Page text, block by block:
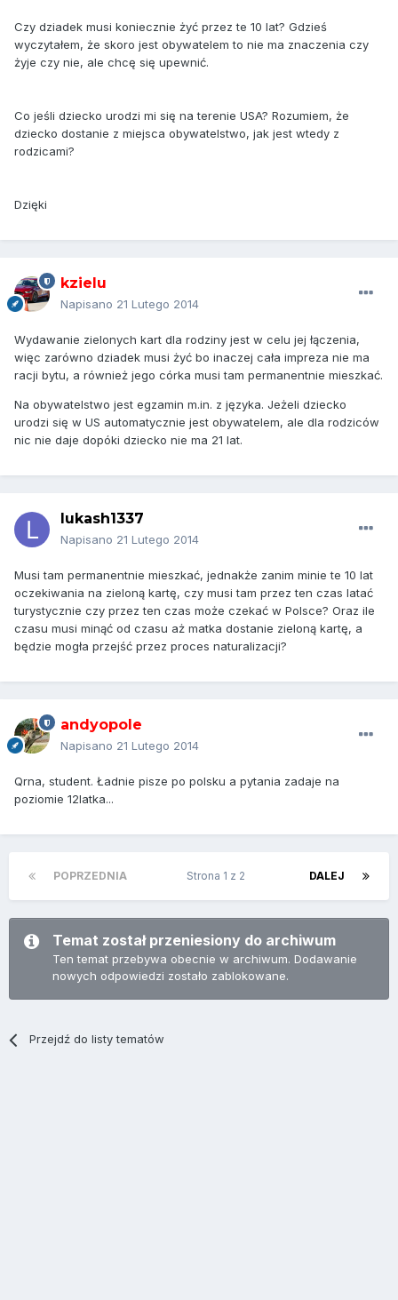
Czy dziadek musi koniecznie żyć przez te 10 lat? Gdzieś
wyczytałem, że skoro jest obywatelem to nie ma znaczenia czy
żyje czy nie, ale chcę się upewnić.
Co jeśli dziecko urodzi mi się na terenie USA? Rozumiem, że
dziecko dostanie z miejsca obywatelstwo, jak jest wtedy z
rodzicami?
Dzięki
kzielu
Napisano 21 Lutego 2014
Wydawanie zielonych kart dla rodziny jest w celu jej łączenia,
więc zarówno dziadek musi żyć bo inaczej cała impreza nie ma
racji bytu, a również jego córka musi tam permanentnie mieszkać.
Na obywatelstwo jest egzamin m.in. z języka. Jeżeli dziecko
urodzi się w US automatycznie jest obywatelem, ale dla rodziców
nic nie daje dopóki dziecko nie ma 21 lat.
lukash1337
Napisano 21 Lutego 2014
Musi tam permanentnie mieszkać, jednakże zanim minie te 10 lat
oczekiwania na zieloną kartę, czy musi tam przez ten czas latać
turystycznie czy przez ten czas może czekać w Polsce? Oraz ile
czasu musi minąć od czasu aż matka dostanie zieloną kartę, a
będzie mogła przejść przez proces naturalizacji?
andyopole
Napisano 21 Lutego 2014
Qrna, student. Ładnie pisze po polsku a pytania zadaje na
poziomie 12latka...
POPRZEDNIA DALEJ
Strona 1 z 2
Temat został przeniesiony do archiwum
Ten temat przebywa obecnie w archiwum. Dodawanie
nowych odpowiedzi zostało zablokowane.
Przejdź do listy tematów